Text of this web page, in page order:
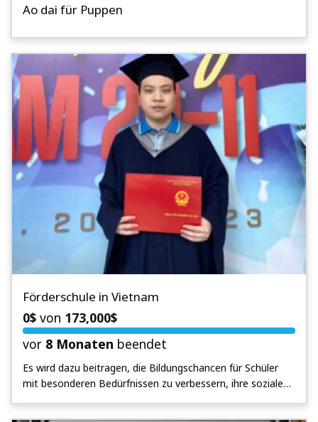
Ao dai für Puppen
Förderschule in Vietnam
0$von 173,000$
vor 8 Monaten beendet
Es wird dazu beitragen, die Bildungschancen für Schüler
mit besonderen Bedürfnissen zu verbessern, ihre soziale